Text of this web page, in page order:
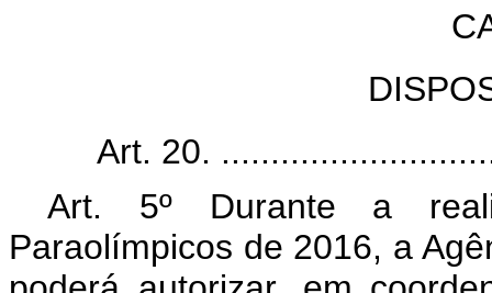
Art. 20.
Art. 5º Durante a
Paraolímpicos de 2016, a